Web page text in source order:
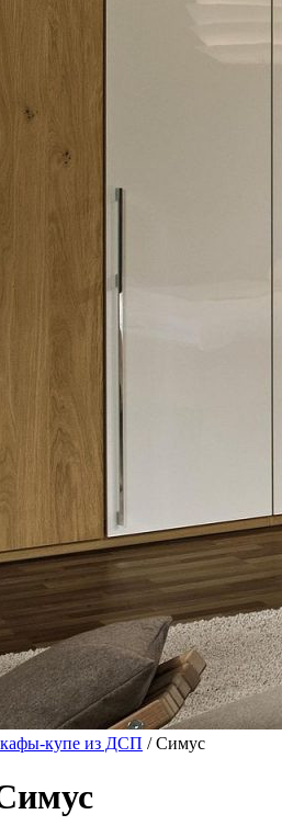
купе из ДСП / Симус